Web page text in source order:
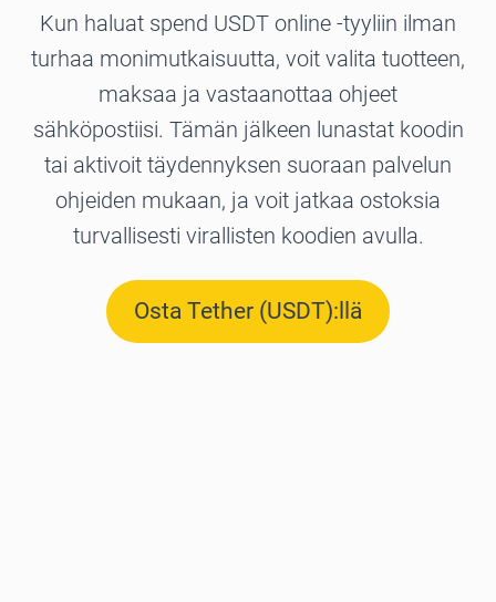
Kun haluat spend USDT online -tyyliin ilman
turhaa monimutkaisuutta, voit valita tuotteen,
maksaa ja vastaanottaa ohjeet
sähköpostiisi. Tämän jälkeen lunastat koodin
tai aktivoit täydennyksen suoraan palvelun
ohjeiden mukaan, ja voit jatkaa ostoksia
turvallisesti virallisten koodien avulla.
Osta Tether (USDT):llä